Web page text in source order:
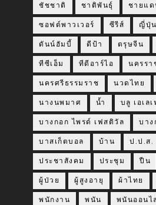
ชัชชาติ ชาติพันธุ์ ชายแด
ซอฟต์พาวเวอร์ ซีรีส์ ญี่ปุ่น
ดันน์ฮัมบี้ ดีป้า ตรุษจีน
ทีซีเอ็ม ทีดีอาร์ไอ นครรา
นครศรีธรรมราช นวดไทย
นางนพมาศ น้ำ บลู เอเล
บางกอก ไพรด์ เฟสติวัล บาง
บาสเก็ตบอล บ้าน ป.ป.ส.
ประชาสังคม ประชุม ปืน
ผู้ป่วย ผู้สูงอายุ ผ้าไทย
พนักงาน พนัน พนันออนไ